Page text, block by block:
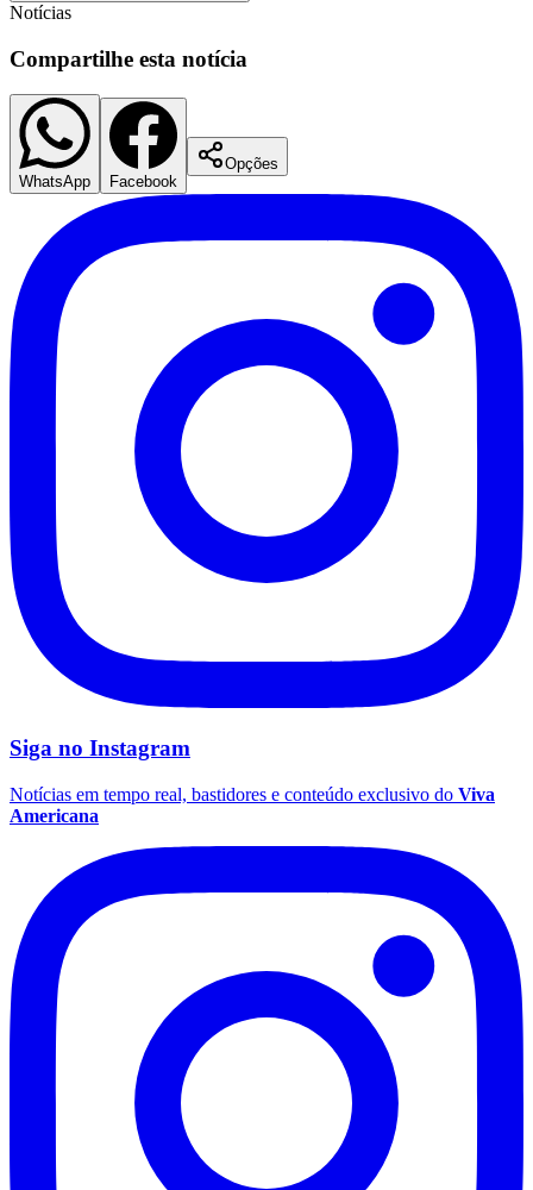
São Paulo
Santos
Notícias
Compartilhe esta notícia
WhatsApp Facebook
Opções
Siga no Instagram
Notícias em tempo real, bastidores e conteúdo exclusivo do Viva
Americana